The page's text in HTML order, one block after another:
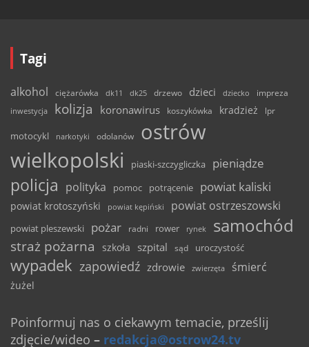
Tagi
alkohol ciężarówka dk11 dk25 drzewo dzieci dziecko
impreza
inwestycja
kolizja koronawirus koszykówka kradzież lpr
motocykl narkotyki odolanów
ostrów
wielkopolski
piaski-szczygliczka pieniądze
policja polityka pomoc potrącenie powiat kaliski
powiat krotoszyński powiat kępiński powiat ostrzeszowski
powiat pleszewski pożar radni rower rynek samochód
straż pożarna szkoła szpital sąd uroczystość
wypadek zapowiedź zdrowie zwierzęta śmierć
żużel
Poinformuj nas o ciekawym temacie, prześlij
zdjęcie/wideo – redakcja@ostrow24.tv